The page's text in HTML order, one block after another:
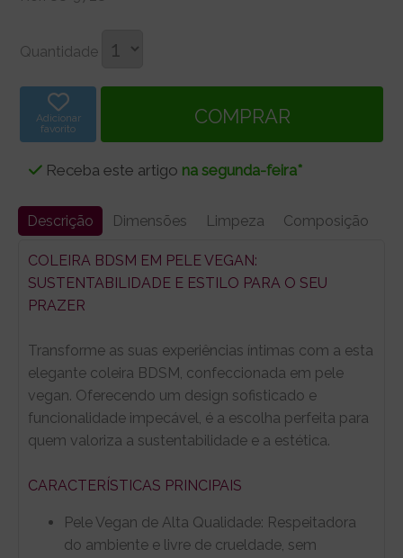
Quantidade
Adicionar
favorito
Receba este artigo na segunda-feira*
Descrição Dimensões Limpeza Composição
COLEIRA BDSM EM PELE VEGAN:
SUSTENTABILIDADE E ESTILO PARA O SEU
PRAZER
Transforme as suas experiências íntimas com a esta
elegante coleira BDSM, confeccionada em pele
vegan. Oferecendo um design sofisticado e
funcionalidade impecável, é a escolha perfeita para
quem valoriza a sustentabilidade e a estética.
CARACTERÍSTICAS PRINCIPAIS
Pele Vegan de Alta Qualidade: Respeitadora
do ambiente e livre de crueldade, sem